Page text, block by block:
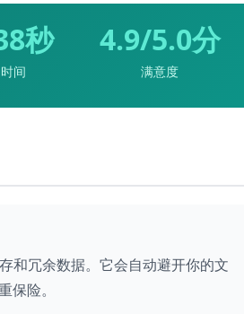
秒
间
4.9/5.0分
满意度
和冗余数据。它会自动避开你的文
险。